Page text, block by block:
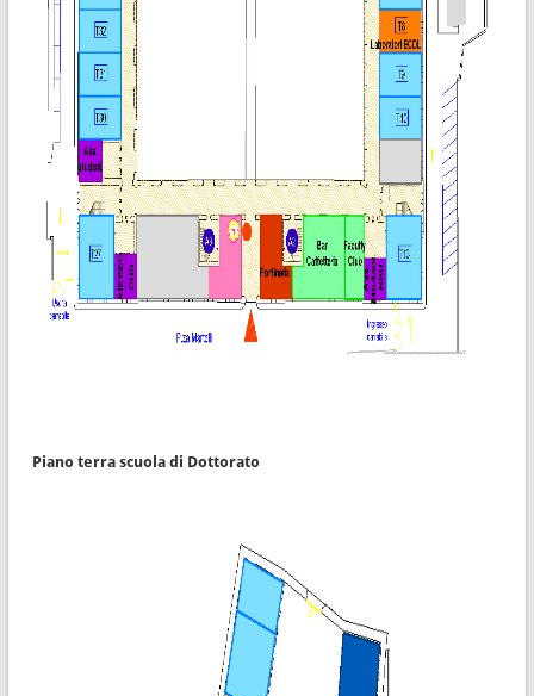
Piano terra scuola di Dottorato